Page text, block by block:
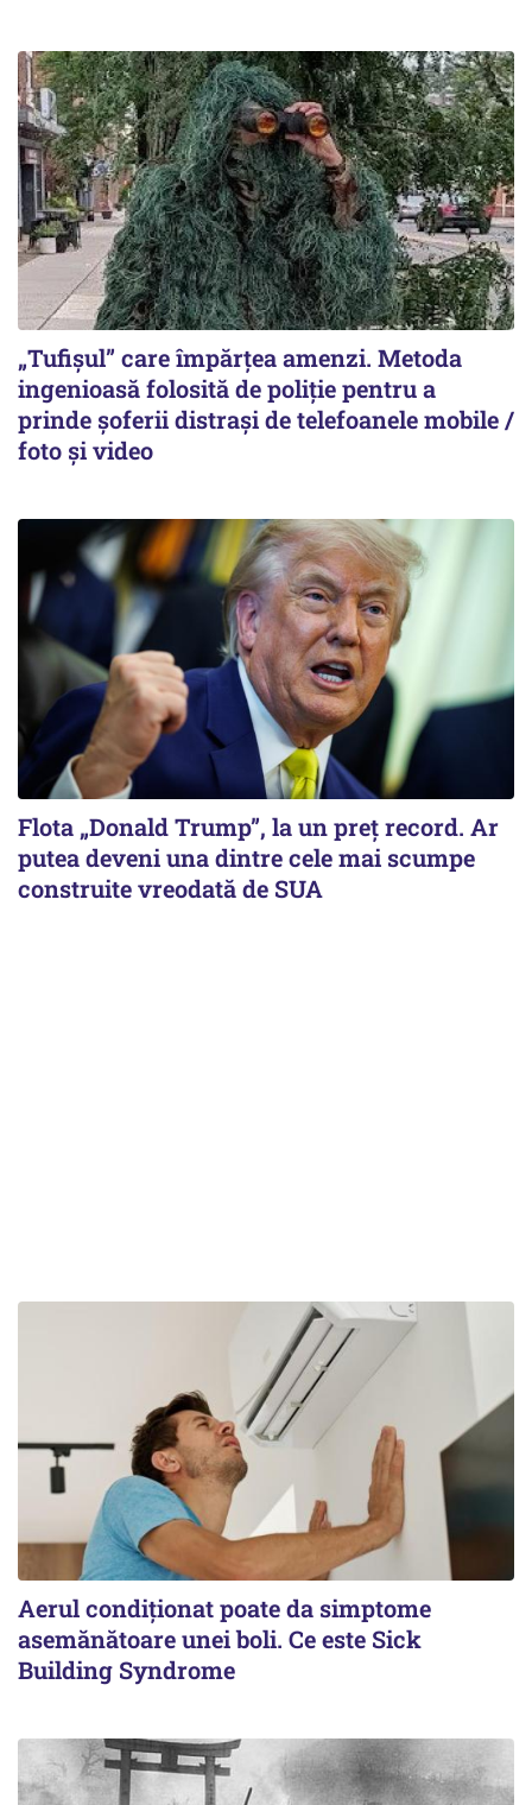
„Tufișul” care împărțea amenzi. Metoda
ingenioasă folosită de poliție pentru a
prinde șoferii distrași de telefoanele mobile /
foto și video
Flota „Donald Trump”, la un preț record. Ar
putea deveni una dintre cele mai scumpe
construite vreodată de SUA
Aerul condiționat poate da simptome
asemănătoare unei boli. Ce este Sick
Building Syndrome